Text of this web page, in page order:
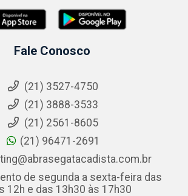
Fale Conosco
(21) 3527-4750
(21) 3888-3533
(21) 2561-8605
(21) 96471-2691
de segunda a sexta-feira das
12h e das 13h30 às 17h30